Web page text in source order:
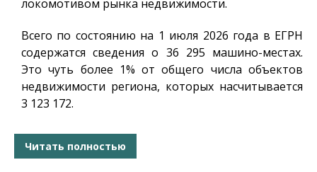
локомотивом рынка недвижимости.
Всего по состоянию на 1 июля 2026 года в ЕГРН
содержатся сведения о 36 295 машино-местах.
Это чуть более 1% от общего числа объектов
недвижимости региона, которых насчитывается
3 123 172.
Читать полностью